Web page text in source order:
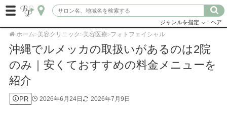
ジャンルを指定 ：ヘア
ホーム>美容クリニック >美容医療>フォトフェイシャル
沖縄でルメッカの取扱いがあるのは2院
のみ｜安くておすすめの料金メニューを
紹介
PR 2026年6月24日 2026年7月9日